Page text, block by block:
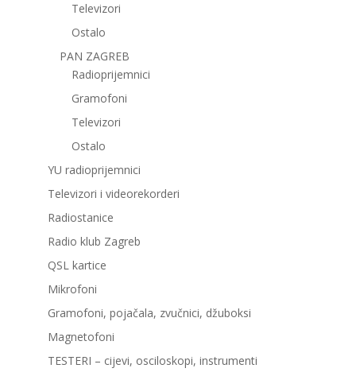
Televizori
Ostalo
PAN ZAGREB
Radioprijemnici
Gramofoni
Televizori
Ostalo
YU radioprijemnici
Televizori i videorekorderi
Radiostanice
Radio klub Zagreb
QSL kartice
Mikrofoni
Gramofoni, pojačala, zvučnici, džuboksi
Magnetofoni
TESTERI – cijevi, osciloskopi, instrumenti